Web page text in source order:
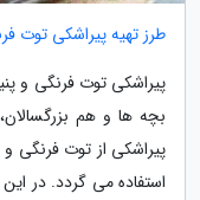
طرز تهیه پیراشکی توت فرنگی و پنیر با 13
پیراشکی توت فرنگی و
بچه ها و هم
پیراشکی از توت فرنگی و
استفاده می گردد. در